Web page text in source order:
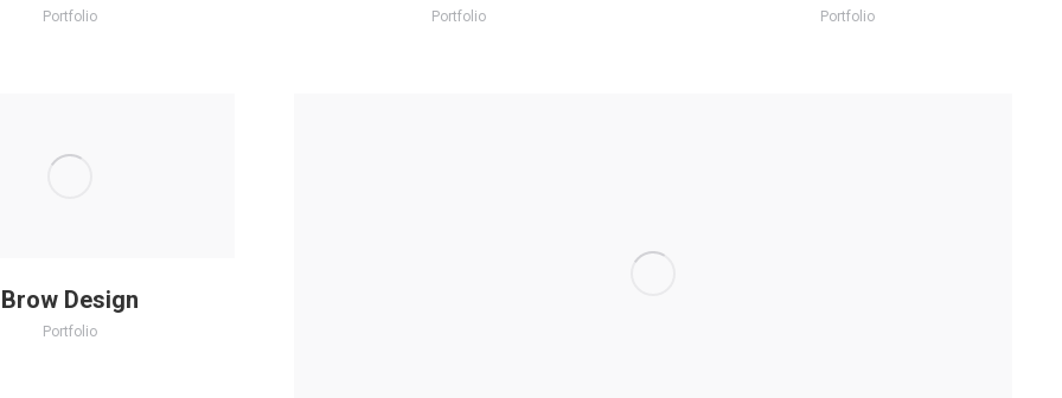
Portfolio Portfolio Portfolio
Brow Design
Portfolio